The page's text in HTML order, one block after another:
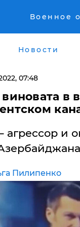
Военное
Новости
07:48
в
агрессор и
Пилипенко